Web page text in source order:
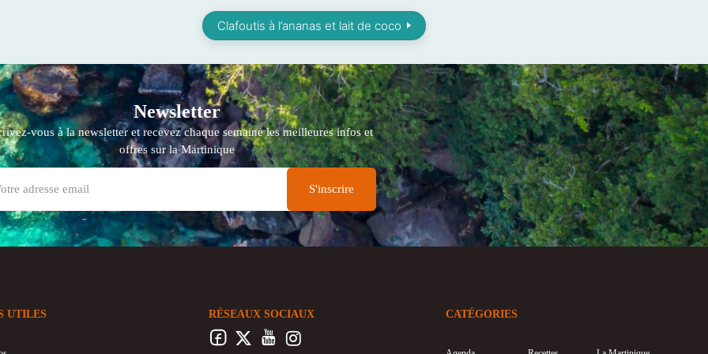
Clafoutis à l’ananas et lait de coco
Newsletter
vous à la newsletter et recevez chaque semaine les meilleures infos et
offres sur la Martinique
UTILES RÉSEAUX SOCIAUX CATÉGORIES